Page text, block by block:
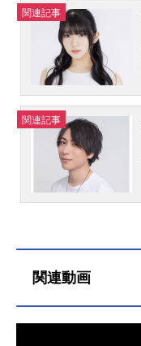
関連記事
関連記事
関連動画